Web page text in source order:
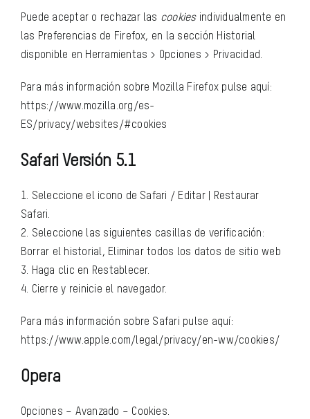
Puede aceptar o rechazar las cookiesindividualmente en
las Preferencias de Firefox, en la sección Historial
disponible en Herramientas > Opciones > Privacidad.
Para más información sobre Mozilla Firefox pulse aquí:
https://www.mozilla.org/es-
ES/privacy/websites/#cookies
Safari Versión 5.1
1. Seleccione el icono de Safari / Editar | Restaurar
Safari.
2. Seleccione las siguientes casillas de verificación:
Borrar el historial, Eliminar todos los datos de sitio web
3. Haga clic en Restablecer.
4. Cierre y reinicie el navegador.
Para más información sobre Safari pulse aquí:
https://www.apple.com/legal/privacy/en-ww/cookies/
Opera
Opciones – Avanzado – Cookies.